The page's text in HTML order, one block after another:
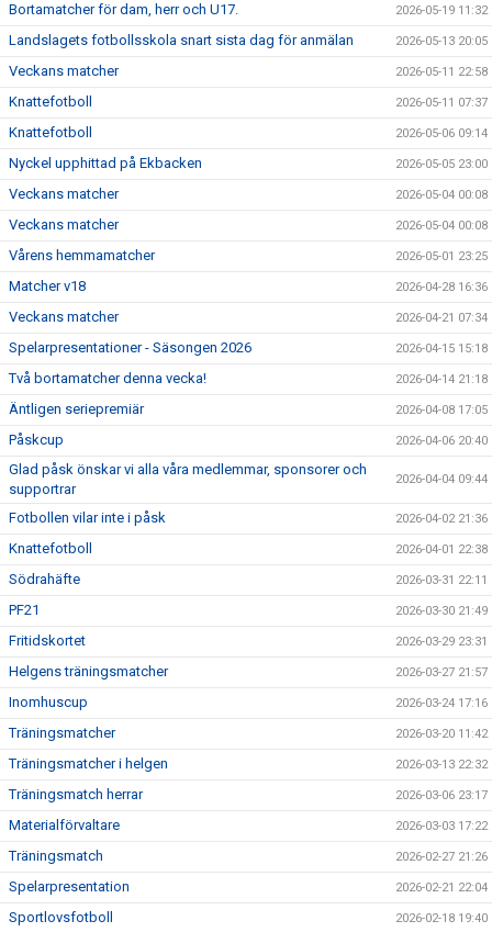
Bortamatcher för dam, herr och U17. 2026-05-19 11:32
Landslagets fotbollsskola snart sista dag för anmälan 2026-05-13 20:05
Veckans matcher 2026-05-11 22:58
Knattefotboll 2026-05-11 07:37
Knattefotboll 2026-05-06 09:14
Nyckel upphittad på Ekbacken 2026-05-05 23:00
Veckans matcher 2026-05-04 00:08
Veckans matcher 2026-05-04 00:08
Vårens hemmamatcher 2026-05-01 23:25
Matcher v18 2026-04-28 16:36
Veckans matcher 2026-04-21 07:34
Spelarpresentationer - Säsongen 2026 2026-04-15 15:18
Två bortamatcher denna vecka! 2026-04-14 21:18
Äntligen seriepremiär 2026-04-08 17:05
Påskcup 2026-04-06 20:40
Glad påsk önskar vi alla våra medlemmar, sponsorer och
supportrar
2026-04-04 09:44
Fotbollen vilar inte i påsk 2026-04-02 21:36
Knattefotboll 2026-04-01 22:38
Södrahäfte 2026-03-31 22:11
PF21 2026-03-30 21:49
Fritidskortet 2026-03-29 23:31
Helgens träningsmatcher 2026-03-27 21:57
Inomhuscup 2026-03-24 17:16
Träningsmatcher 2026-03-20 11:42
Träningsmatcher i helgen 2026-03-13 22:32
Träningsmatch herrar 2026-03-06 23:17
Materialförvaltare 2026-03-03 17:22
Träningsmatch 2026-02-27 21:26
Spelarpresentation 2026-02-21 22:04
Sportlovsfotboll 2026-02-18 19:40